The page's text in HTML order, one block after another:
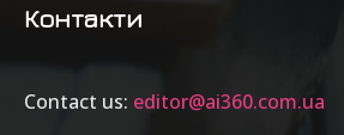
Контакти
Contact us: editor@ai360.com.ua